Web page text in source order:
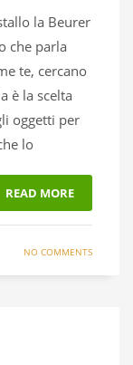
la Beurer
che parla
te, cercano
è la scelta
oggetti per
lo
READ MORE
NO COMMENTS